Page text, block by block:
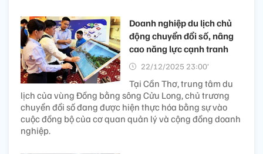
Doanh nghiệp du lịch chủ
động chuyển đổi số, nâng
cao năng lực cạnh tranh
22/12/2025 23:00’
Tại Cần Thơ, trung tâm du
lịch của vùng Đồng bằng sông Cửu Long, chủ trương
chuyển đổi số đang được hiện thực hóa bằng sự vào
cuộc đồng bộ của cơ quan quản lý và cộng đồng doanh
nghiệp.